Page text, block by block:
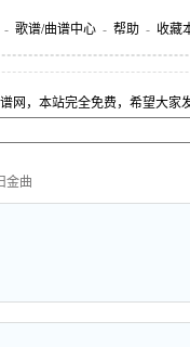
- 歌谱/曲谱中心 - 帮助 - 收藏
网，本站完全免费，希望大家
金曲